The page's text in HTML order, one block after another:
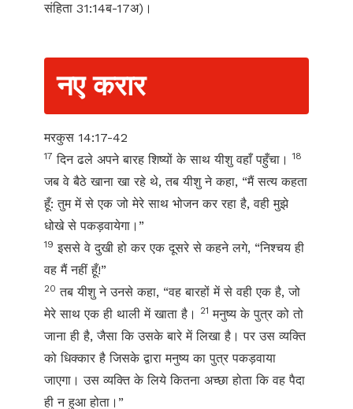
संहिता 31:14ब-17अ)।
नए करार
मरकुस 14:17-42
17 दिन ढले अपने बारह शिष्यों के साथ यीशु वहाँ पहुँचा।18
जब वे बैठे खाना खा रहे थे, तब यीशु ने कहा, “मैं सत्य कहता
हूँ: तुम में से एक जो मेरे साथ भोजन कर रहा है, वही मुझे
धोखे से पकड़वायेगा।”
19 इससे वे दुखी हो कर एक दूसरे से कहने लगे, “निश्चय ही
वह मैं नहीं हूँ!”
20 तब यीशु ने उनसे कहा, “वह बारहों में से वही एक है, जो
मेरे साथ एक ही थाली में खाता है।
21 मनुष्य के पुत्र को तो
जाना ही है, जैसा कि उसके बारे में लिखा है। पर उस व्यक्ति
को धिक्कार है जिसके द्वारा मनुष्य का पुत्र पकड़वाया
जाएगा। उस व्यक्ति के लिये कितना अच्छा होता कि वह पैदा
ही न हुआ होता।”